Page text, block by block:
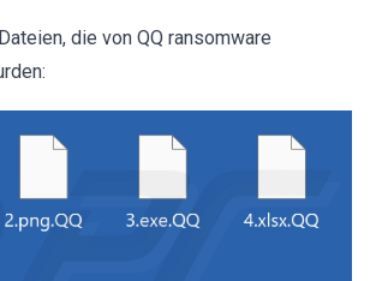
die von QQ ransomware